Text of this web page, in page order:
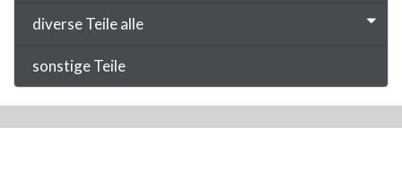
diverse Teile alle
sonstige Teile